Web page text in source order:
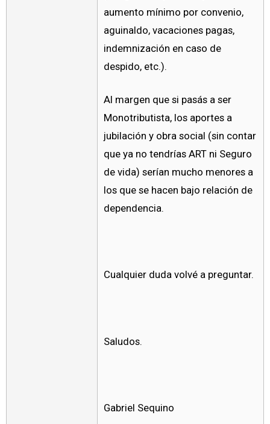
aumento mínimo por convenio,
aguinaldo, vacaciones pagas,
indemnización en caso de
despido, etc.).
Al margen que si pasás a ser
Monotributista, los aportes a
jubilación y obra social (sin contar
que ya no tendrías ART ni Seguro
de vida) serían mucho menores a
los que se hacen bajo relación de
dependencia.
Cualquier duda volvé a preguntar.
Saludos.
Gabriel Sequino